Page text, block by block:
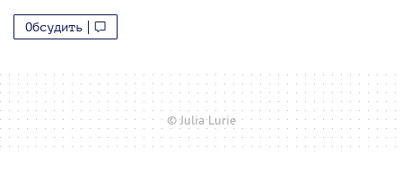
Обсудить
© Julia Lurie